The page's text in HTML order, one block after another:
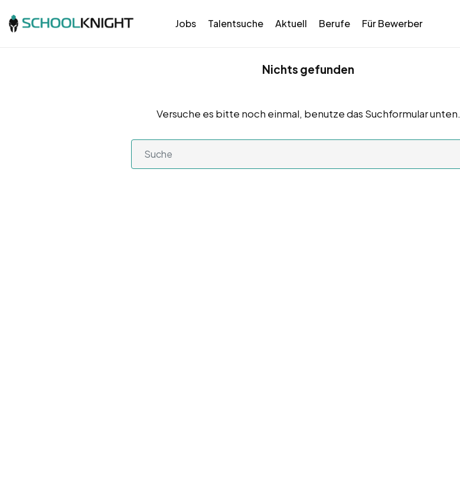
Jobs Talentsuche Aktuell Berufe Für Bewerber
Nichts gefunden
Versuche es bitte noch einmal, benutze das Suchformular unten.